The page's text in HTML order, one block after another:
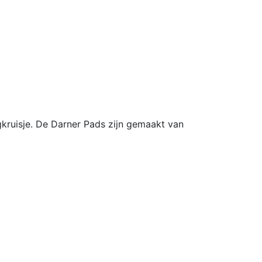
De Darner Pads zijn gemaakt van